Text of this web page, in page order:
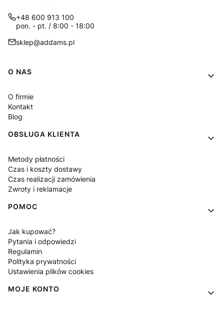
+48 600 913 100
pon. - pt. / 8:00 - 18:00
sklep@addams.pl
Linki w stopce
O NAS
O firmie
Kontakt
Blog
OBSŁUGA KLIENTA
Metody płatności
Czas i koszty dostawy
Czas realizacji zamówienia
Zwroty i reklamacje
POMOC
Jak kupować?
Pytania i odpowiedzi
Regulamin
Polityka prywatności
Ustawienia plików cookies
MOJE KONTO